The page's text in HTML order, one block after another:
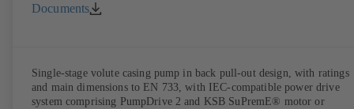
Documents
Single-stage volute casing pump in back pull-out design, with ratings
and main dimensions to EN 733, with IEC-compatible power drive
system comprising PumpDrive 2 and KSB SuPremE® motor or